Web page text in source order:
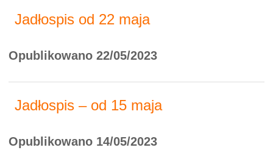
Jadłospis od 22 maja
Opublikowano 22/05/2023
Jadłospis – od 15 maja
Opublikowano 14/05/2023